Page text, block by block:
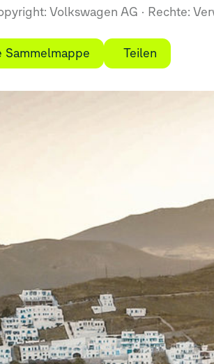
Volkswagen AG Rechte:
Sammelmappe Teilen